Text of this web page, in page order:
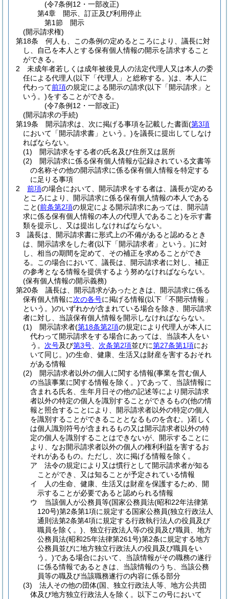
(令7条例12・一部改正)
第4章
開示、訂正及び利用停止
第1節
開示
(開示請求権)
第18条
何人も、この条例の定めるところにより、議長に対
し、自己を本人とする保有個人情報の開示を請求すること
ができる。
2
未成年者若しくは成年被後見人の法定代理人又は本人の委
任による代理人(以下「代理人」と総称する。)は、本人に
代わって前項の規定による開示の請求(以下「開示請求」と
いう。)をすることができる。
(令7条例12・一部改正)
(開示請求の手続)
第19条
開示請求は、次に掲げる事項を記載した書面(第3項
において「開示請求書」という。)を議長に提出してしなけ
ればならない。
(1)
開示請求をする者の氏名及び住所又は居所
(2)
開示請求に係る保有個人情報が記録されている文書等
の名称その他の開示請求に係る保有個人情報を特定する
に足りる事項
2
前項の場合において、開示請求をする者は、議長が定める
ところにより、開示請求に係る保有個人情報の本人である
こと(前条第2項の規定による開示請求にあっては、開示請
求に係る保有個人情報の本人の代理人であること)を示す書
類を提示し、又は提出しなければならない。
3
議長は、開示請求書に形式上の不備があると認めるとき
は、開示請求をした者(以下「開示請求者」という。)に対
し、相当の期間を定めて、その補正を求めることができ
る。
この場合において、議長は、開示請求者に対し、補正
の参考となる情報を提供するよう努めなければならない。
(保有個人情報の開示義務)
第20条
議長は、開示請求があったときは、開示請求に係る
保有個人情報に次の各号に掲げる情報(以下「不開示情報」
という。)のいずれかが含まれている場合を除き、開示請求
者に対し、当該保有個人情報を開示しなければならない。
(1)
開示請求者(第18条第2項の規定により代理人が本人に
代わって開示請求をする場合にあっては、当該本人をい
う。 次号及び第3号 次条第2項並びに第27条第1項にお
いて同じ。)の生命、健康、生活又は財産を害するおそれ
がある情報
(2)
開示請求者以外の個人に関する情報(事業を営む個人
の当該事業に関する情報を除く。)であって、当該情報に
含まれる氏名、生年月日その他の記述等により開示請求
者以外の特定の個人を識別することができるもの(他の情
報と照合することにより、開示請求者以外の特定の個人
を識別することができることとなるものを含む。)若しく
は個人識別符号が含まれるもの又は開示請求者以外の特
定の個人を識別することはできないが、開示することに
より、なお開示請求者以外の個人の権利利益を害するお
それがあるもの。 ただし、次に掲げる情報を除く。
ア
法令の規定により又は慣行として開示請求者が知る
ことができ、又は知ることが予定されている情報
イ
人の生命、健康、生活又は財産を保護するため、開
示することが必要であると認められる情報
ウ
当該個人が公務員等(国家公務員法(昭和22年法律第
120号)第2条第1項に規定する国家公務員(独立行政法人
通則法第2条第4項に規定する行政執行法人の役員及び
職員を除く。) 、独立行政法人等の役員及び職員、地方
公務員法(昭和25年法律第261号)第2条に規定する地方
公務員並びに地方独立行政法人の役員及び職員をい
う。)である場合において、当該情報がその職務の遂行
に係る情報であるときは、当該情報のうち、当該公務
員等の職及び当該職務遂行の内容に係る部分
(3)
法人その他の団体(国、独立行政法人等、地方公共団
体及び地方独立行政法人を除く。以下この号において